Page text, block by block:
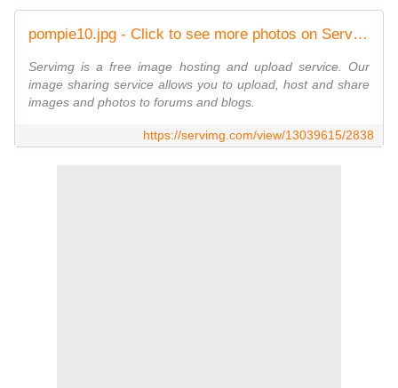
pompie10.jpg - Click to see more photos on ServImg
Servimg is a free image hosting and upload service. Our
image sharing service allows you to upload, host and share
images and photos to forums and blogs.
https://servimg.com/view/13039615/2838